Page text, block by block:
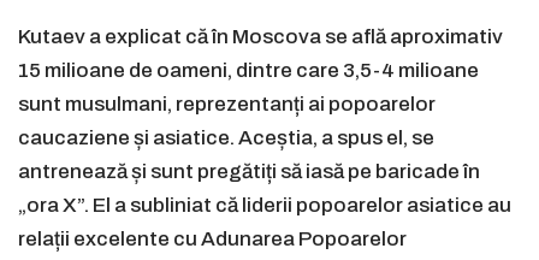
Kutaev a explicat că în Moscova se află aproximativ
15 milioane de oameni, dintre care 3,5-4 milioane
sunt musulmani, reprezentanți ai popoarelor
caucaziene și asiatice. Aceștia, a spus el, se
antrenează și sunt pregătiți să iasă pe baricade în
„ora X”. El a subliniat că liderii popoarelor asiatice au
relații excelente cu Adunarea Popoarelor